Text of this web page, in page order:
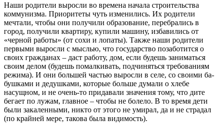
Наши родители выросли во времена начала строительства
коммунизма. Приоритеты чуть изменились. Их родители
мечта­ли, чтобы они получили образова­ние, перебрались в
город, получи­ли квартиру, купили машину, из­бавились от
«черной работы» (от сохи и лопаты). Также наши ро­дители
первыми выросли с мыс­лью, что государство позаботит­ся о
своих гражданах – даст ра­боту, дом, если будешь занимать­ся
своим делом (будешь помал­кивать, подчиняться требовани­ям
режима). И они большей час­тью выросли в селе, со своими ба­
бушками и дедушками, которые больше думали о хлебе
насущ­ном, и не очень-то придавали зна­чения тому, что дите
бегает по лу­жам, главное – чтобы не болело. В то время дети
были закаленными, никто от этого не умирал, да и не страдал
(по крайней мере, такова была видимость).